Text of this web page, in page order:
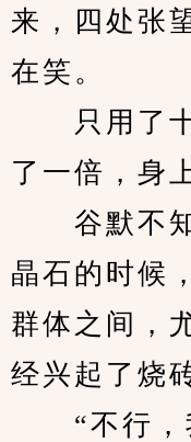
来，四处张
在笑。
只用了十
了一倍，身
谷默不知
晶石的时候
群体之间，
经兴起了烧
“不行，